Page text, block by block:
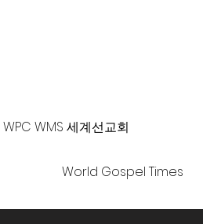
WPC WMS 세계선교회
World Gospel Times